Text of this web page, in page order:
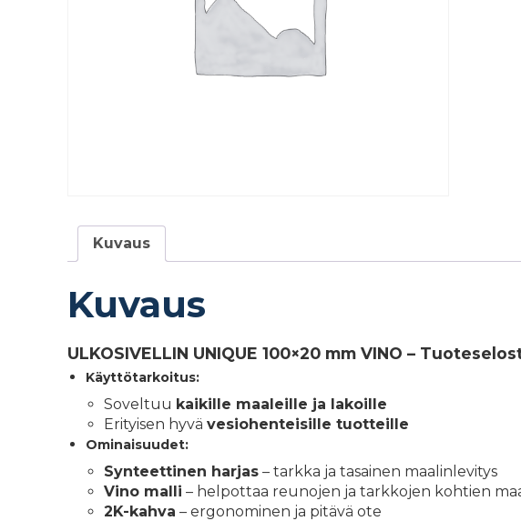
Kuvaus
Kuvaus
ULKOSIVELLIN UNIQUE 100×20 mm VINO –
Käyttötarkoitus:
Soveltuu kaikille maaleille ja lakoille
Erityisen hyvävesiohenteisille tuotteille
Ominaisuudet:
Synteettinen harjas – tarkka ja tasainen maalinlevitys
Vino malli – helpottaa reunojen ja tarkkojen kohtien
2K-kahva – ergonominen ja pitävä ote